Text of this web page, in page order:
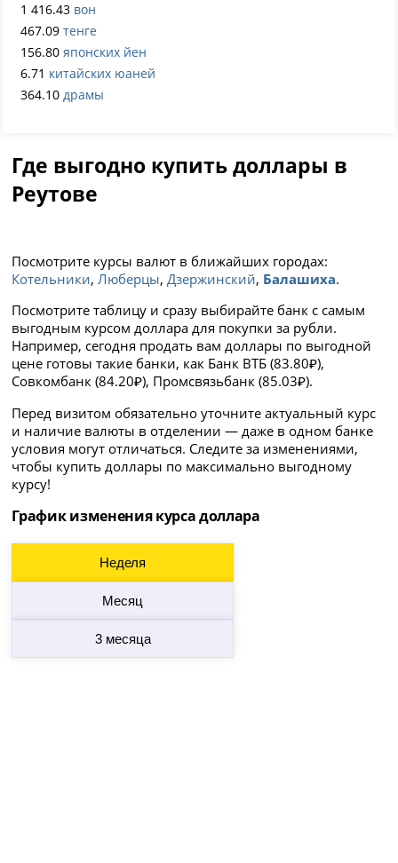
1 416.43 вон
467.09тенге
156.80японских йен
6.71 китайских юаней
364.10драмы
Где выгодно купить доллары в
Реутове
Посмотрите курсы валют в ближайших городах:
Котельники,Люберцы,Дзержинский, Балашиха.
Посмотрите таблицу и сразу выбирайте банк с самым
выгодным курсом доллара для покупки за рубли.
Например, сегодня продать вам доллары по выгодной
цене готовы такие банки, как Банк ВТБ (83.80₽),
Совкомбанк (84.20₽), Промсвязьбанк (85.03₽).
Перед визитом обязательно уточните актуальный курс
и наличие валюты в отделении — даже в одном банке
условия могут отличаться. Следите за изменениями,
чтобы купить доллары по максимально выгодному
курсу!
График изменения курса доллара
Неделя
Месяц
3 месяца